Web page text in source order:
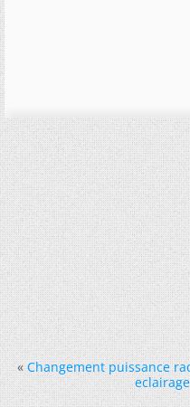
« Changement puissance